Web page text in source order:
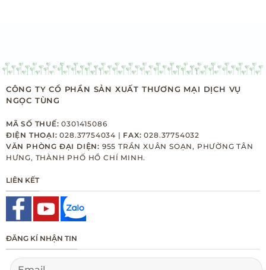
CÔNG TY CỔ PHẦN SẢN XUẤT THƯƠNG MẠI DỊCH VỤ
NGỌC TÙNG
MÃ SỐ THUẾ: 0301415086
ĐIỆN THOẠI: 028.37754034 | FAX: 028.37754032
VĂN PHÒNG ĐẠI DIỆN: 955 TRẦN XUÂN SOẠN, PHƯỜNG TÂN
HƯNG, THÀNH PHỐ HỒ CHÍ MINH.
LIÊN KẾT
ĐĂNG KÍ NHẬN TIN